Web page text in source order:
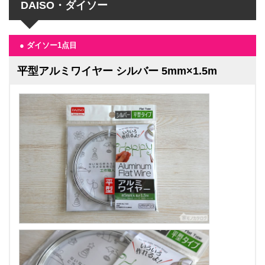
DAISO・ダイソー
● ダイソー1点目
平型アルミワイヤー シルバー 5mm×1.5m